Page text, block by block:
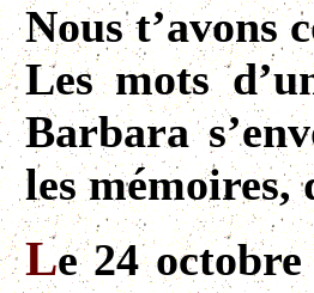
Nous t’avons
Les mots
Barbara
les mémoires,
Le 24